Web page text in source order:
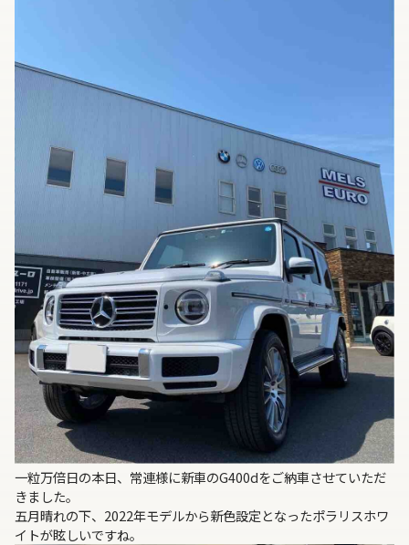
一粒万倍日の本日、常連様に新車のG400dをご納車させていただ
きました。
五月晴れの下、2022年モデルから新色設定となったポラリスホワ
イトが眩しいですね。